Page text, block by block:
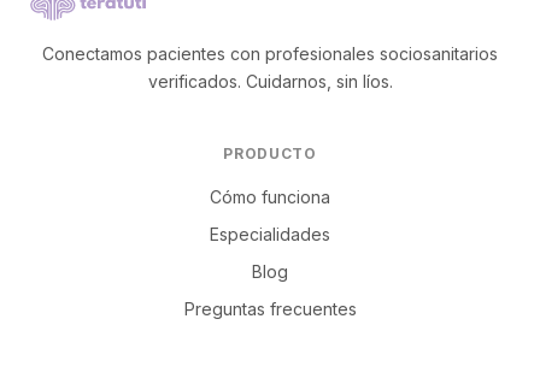
Conectamos pacientes con profesionales sociosanitarios
verificados. Cuidarnos, sin líos.
PRODUCTO
Cómo funciona
Especialidades
Blog
Preguntas frecuentes